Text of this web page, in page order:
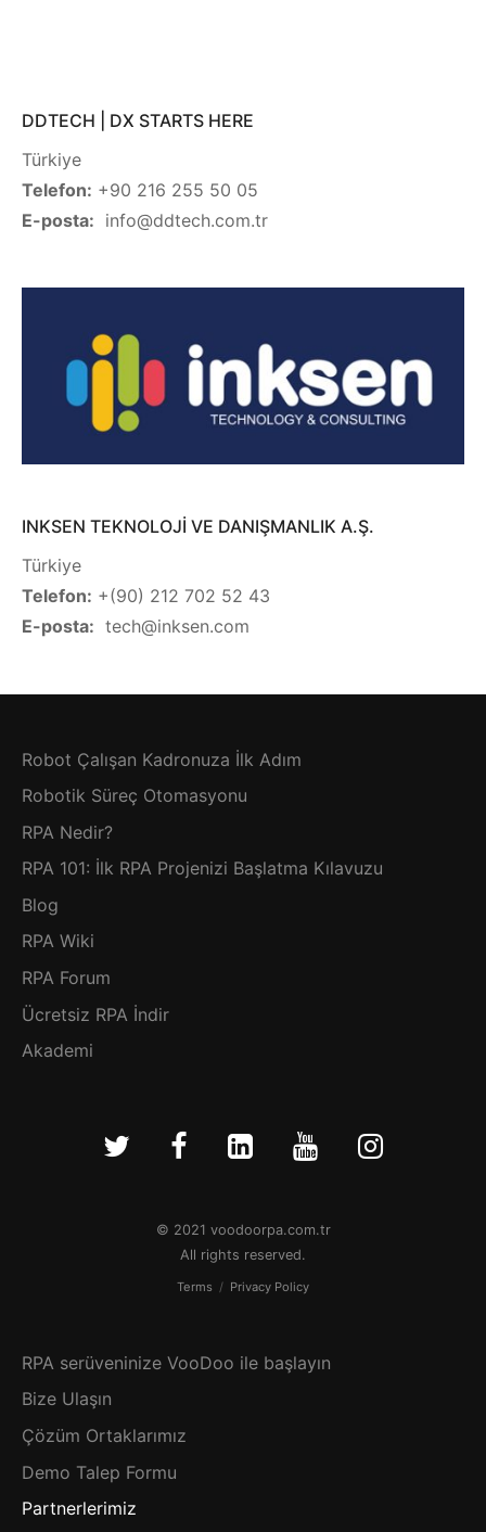
DDTECH | DX STARTS HERE
Türkiye
Telefon: +90 216 255 50 05
E-posta: info@ddtech.com.tr
INKSEN TEKNOLOJİ VE DANIŞMANLIK A.Ş.
Türkiye
Telefon: +(90) 212 702 52 43
E-posta: tech@inksen.com
Robot Çalışan Kadronuza İlk Adım
Robotik Süreç Otomasyonu
RPA Nedir?
RPA 101: İlk RPA Projenizi Başlatma Kılavuzu
Blog
RPA Wiki
RPA Forum
Ücretsiz RPA İndir
Akademi
© 2021 voodoorpa.com.tr
All rights reserved.
Terms / Privacy Policy
RPA serüveninize VooDoo ile başlayın
Bize Ulaşın
Çözüm Ortaklarımız
Demo Talep Formu
Partnerlerimiz